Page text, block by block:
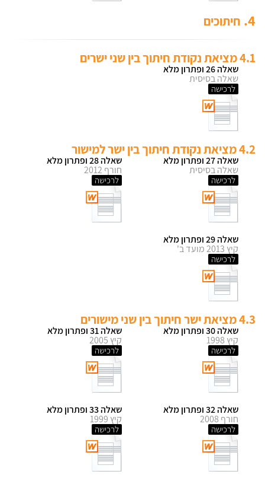
4. חיתוכים
4.1 מציאת נקודת חיתוך בין שני ישרים
שאלה 26 ופתרון מלא
שאלה בסיסית
לרכישה
4.2 מציאת נקודת חיתוך בין ישר למישור
שאלה 27 ופתרון מלא
שאלה בסיסית
לרכישה
שאלה 28 ופתרון מלא
חורף 2012
לרכישה
שאלה 29 ופתרון מלא
קיץ 2013 מועד ב'
לרכישה
4.3 מציאת ישר חיתוך בין שני מישורים
שאלה 30 ופתרון מלא
קיץ 1998
לרכישה
שאלה 31 ופתרון מלא
קיץ 2005
לרכישה
שאלה 32 ופתרון מלא
חורף 2008
לרכישה
שאלה 33 ופתרון מלא
קיץ 1999
לרכישה